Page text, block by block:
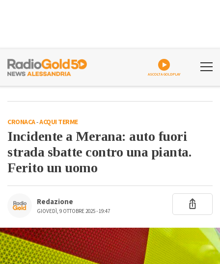
ASCOLTA GOLDPLAY
CRONACA-ACQUI TERME
Incidente a Merana: auto fuori
strada sbatte contro una pianta.
Ferito un uomo
Redazione
GIOVEDÌ, 9 OTTOBRE 2025 - 19:47